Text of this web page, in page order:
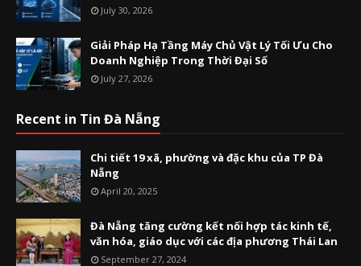
July 30, 2026
Giải Pháp Hạ Tầng Máy Chủ Vật Lý Tối Ưu Cho
Doanh Nghiệp Trong Thời Đại Số
July 27, 2026
Recent in Tin Đà Nẵng
Chi tiết 19 xã, phường và đặc khu của TP Đà
Nẵng
April 20, 2025
Đà Nẵng tăng cường kết nối hợp tác kinh tế,
văn hóa, giáo dục với các địa phương Thái Lan
September 27, 2024